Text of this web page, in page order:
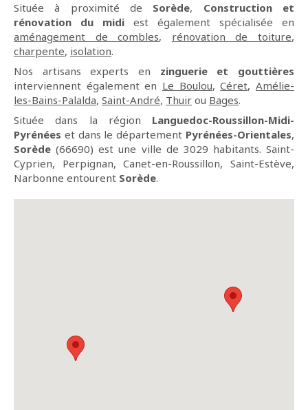
Située à proximité de Sorède, Construction et
rénovation du midi est également spécialisée en
aménagement de combles, rénovation de toiture,
charpente, isolation.
Nos artisans experts en zinguerie et gouttières
interviennent également en Le Boulou,Céret,Amélie-
les-Bains-Palalda, Saint-André, Thuir ou Bages.
Située dans la région Languedoc-Roussillon-Midi-
Pyrénées et dans le département Pyrénées-Orientales,
Sorède (66690) est une ville de 3029 habitants. Saint-
Cyprien, Perpignan, Canet-en-Roussillon, Saint-Estève,
Narbonne entourent Sorède.